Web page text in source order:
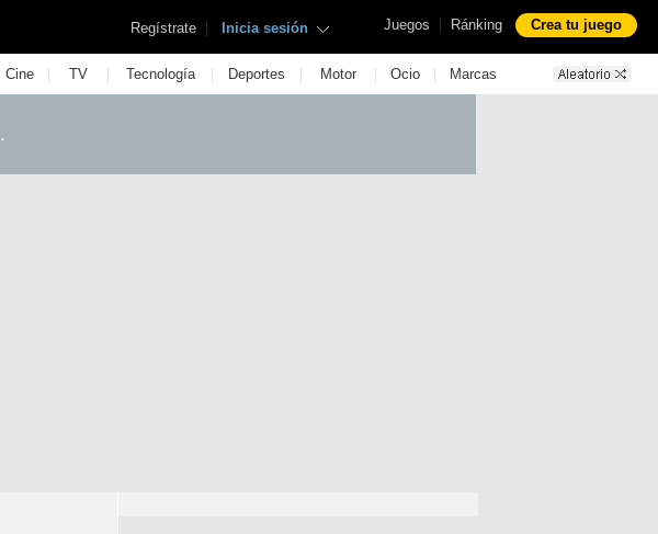
Juegos | Ránking Crea tu juego
Regístrate | Inicia sesión
Cine | TV | Tecnología | Deportes | Motor | Ocio | Marcas
.